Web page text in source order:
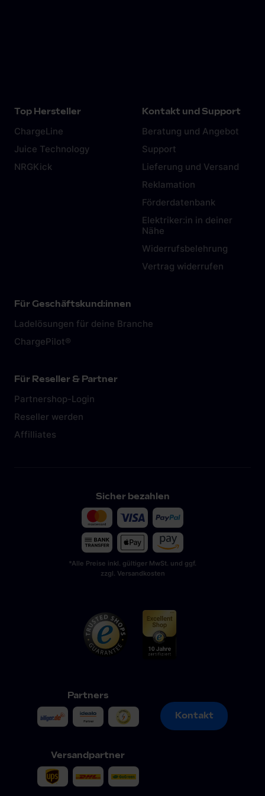
Top Hersteller
ChargeLine
Juice Technology
NRGKick
Kontakt und Support
Beratung und Angebot
Support
Lieferung und Versand
Reklamation
Förderdatenbank
Elektriker:in in deiner
Nähe
Widerrufsbelehrung
Vertrag widerrufen
Für Geschäftskund:innen
Ladelösungen für deine Branche
ChargePilot®
Für Reseller & Partner
Partnershop-Login
Reseller werden
Affilliates
Sicher bezahlen
*Alle Preise inkl. gültiger MwSt. und ggf.
zzgl. Versandkosten
Partners
Versandpartner
Kontakt
Kontakt